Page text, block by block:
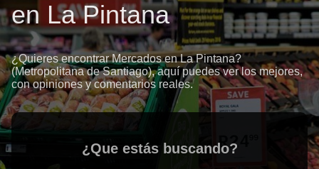
en La Pintana
¿Quieres encontrar Mercados en La Pintana?
(Metropolitana de Santiago), aquí puedes ver los mejores,
con opiniones y comentarios reales.
¿Que estás buscando?